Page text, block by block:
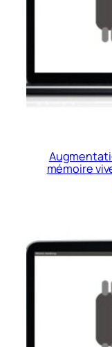
mémoire